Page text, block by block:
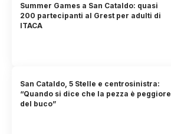
Summer Games a San Cataldo: quasi
200 partecipanti al Grest per adulti di
ITACA
San Cataldo, 5 Stelle e centrosinistra:
“Quando si dice che la pezza è peggiore
del buco”